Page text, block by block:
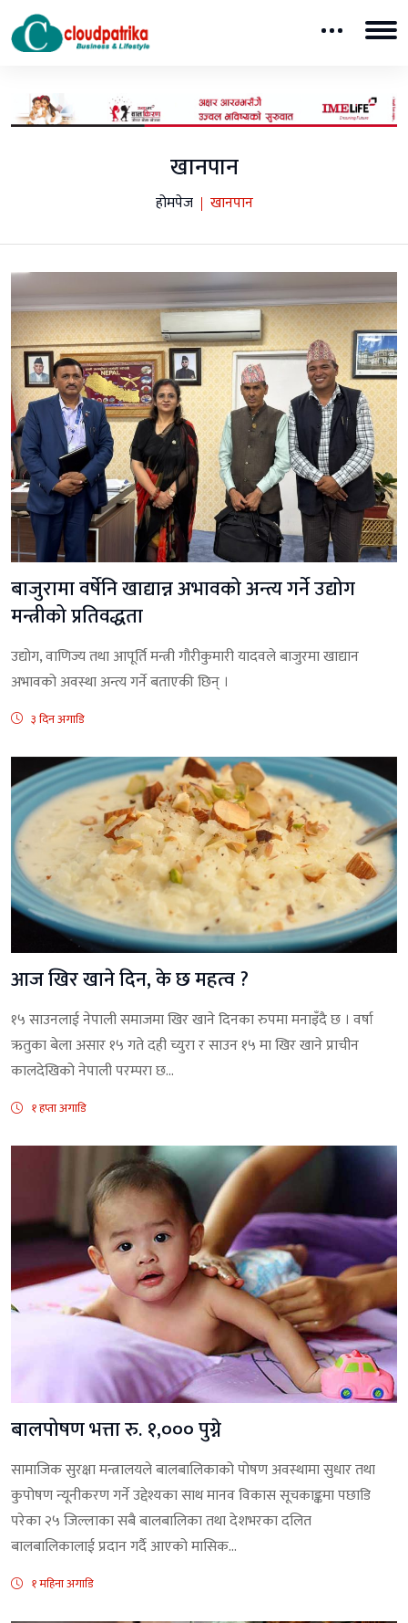
खानपान
होमपेज खानपान
बाजुरामा वर्षेनि खाद्यान्न अभावको अन्त्य गर्ने उद्योग
मन्त्रीको प्रतिवद्धता
उद्योग, वाणिज्य तथा आपूर्ति मन्त्री गौरीकुमारी यादवले बाजुरमा खाद्यान
अभावको अवस्था अन्त्य गर्ने बताएकी छिन् ।
३ दिन अगाडि
आज खिर खाने दिन, के छ महत्व ?
१५ साउनलाई नेपाली समाजमा खिर खाने दिनका रुपमा मनाइँदै छ । वर्षा
ऋतुका बेला असार १५ गते दही च्युरा र साउन १५ मा खिर खाने प्राचीन
कालदेखिको नेपाली परम्परा छ...
१ हप्ता अगाडि
बालपोषण भत्ता रु. १,००० पुग्ने
सामाजिक सुरक्षा मन्त्रालयले बालबालिकाको पोषण अवस्थामा सुधार तथा
कुपोषण न्यूनीकरण गर्ने उद्देश्यका साथ मानव विकास सूचकाङ्कमा पछाडि
परेका २५ जिल्लाका सबै बालबालिका तथा देशभरका दलित
बालबालिकालाई प्रदान गर्दै आएको मासिक...
१ महिना अगाडि